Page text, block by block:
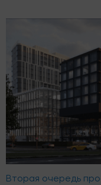
Вторая очередь